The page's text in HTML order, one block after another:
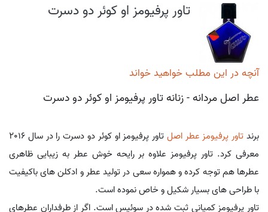
تاور پرفیومز او کوئر دو دسرت
آنچه در این مطلب خواهید خواند
عطر اصل مردانه - زنانه تاور پرفیومز او کوئر دو دسرت
برند تاور پرفیومز عطر اصل
تاور پرفیومز او کوئر دو دسرت را در سال 2016
معرفی کرد. تاور پرفیومز علاوه بر رایحه خوش عطر به زیبایی ظاهری
عطرها هم توجه کرده و همواره سعی در تولید عطر و ادکلن های باکیفیت
با طراحی های بسیار شکیل و خاص نموده است.
تاور پرفیومز کمپانی ثبت شده در سوئیس است. اگر از طرفداران عطرهای